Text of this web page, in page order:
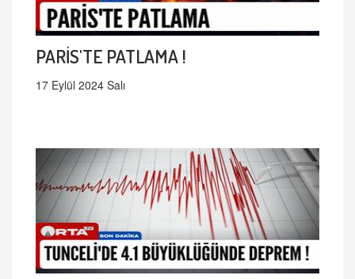
PARİS'TE PATLAMA !
17 Eylül 2024 Salı